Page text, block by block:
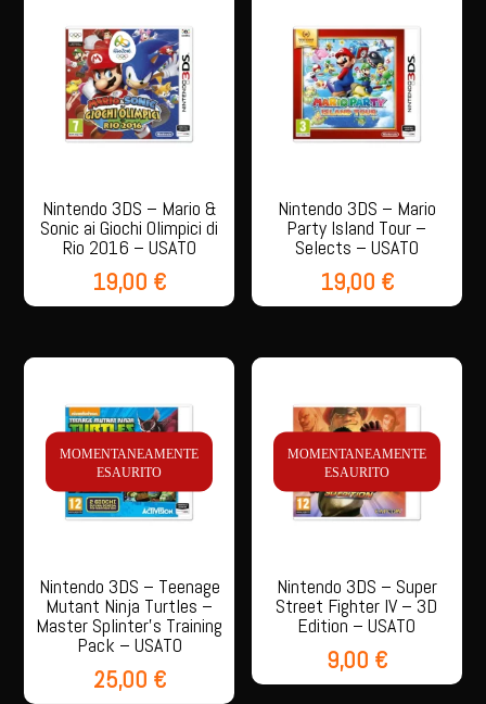
Nintendo 3DS – Mario &
Sonic ai Giochi Olimpici di
Rio 2016 – USATO
19,00 €
Nintendo 3DS – Mario
Party Island Tour –
Selects – USATO
19,00 €
MOMENTANEAMENTE
ESAURITO
Nintendo 3DS – Teenage
Mutant Ninja Turtles –
Master Splinter’s Training
Pack – USATO
25,00 €
MOMENTANEAMENTE
ESAURITO
Nintendo 3DS – Super
Street Fighter IV – 3D
Edition – USATO
9,00 €